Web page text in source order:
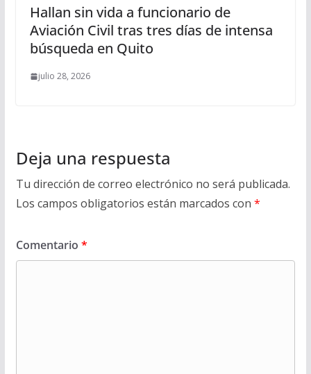
Hallan sin vida a funcionario de
Aviación Civil tras tres días de intensa
búsqueda en Quito
julio 28, 2026
Deja una respuesta
Tu dirección de correo electrónico no será publicada.
Los campos obligatorios están marcados con *
Comentario *